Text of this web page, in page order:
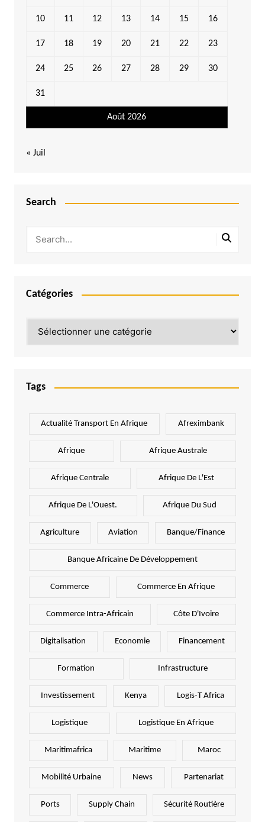
Août 2026
10 11 12 13 14 15 16
17 18 19 20 21 22 23
24 25 26 27 28 29 30
31
« Juil
Search
Catégories
Tags
Actualité Transport En Afrique Afreximbank
Afrique Afrique Australe
Afrique Centrale Afrique De L'Est
Afrique De L'Ouest. Afrique Du Sud
Agriculture Aviation Banque/Finance
Banque Africaine De Développement
Commerce Commerce En Afrique
Commerce Intra-Africain Côte D'Ivoire
Digitalisation Economie Financement
Formation Infrastructure
Investissement Kenya Logis-T Africa
Logistique Logistique En Afrique
Maritimafrica Maritime Maroc
Mobilité Urbaine News Partenariat
Ports Supply Chain Sécurité Routière